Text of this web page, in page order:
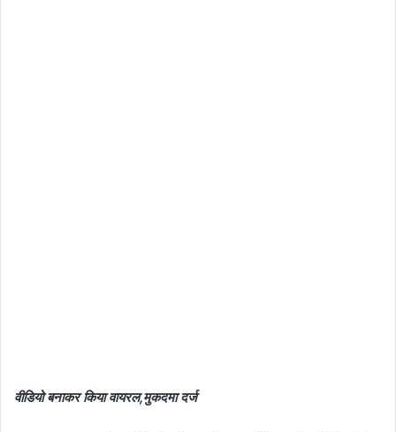
वीडियो बनाकर किया वायरल,मुकदमा दर्ज